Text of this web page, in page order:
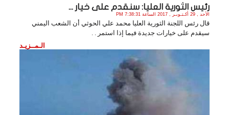
رئيس الثورية العليا: سنقدم على خيار ...
الأحد , 29 أكـتـوبـر , 2017 الساعة 7:38:31 PM
قال رئس اللجنة الثورية العليا محمد علي الحوثي أن الشعب اليمني
سيقدم على خيارات جديدة فيما إذا استمر . .
الـمــزيـد